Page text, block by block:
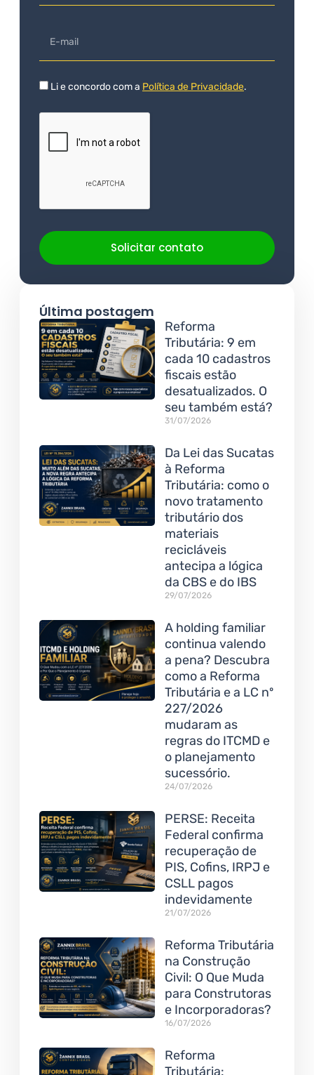
Li e concordo com a Política de Privacidade.
Solicitar contato
Última postagem
Reforma
Tributária: 9 em
cada 10 cadastros
fiscais estão
desatualizados. O
seu também está?
31/07/2026
Da Lei das Sucatas
à Reforma
Tributária: como o
novo tratamento
tributário dos
materiais
recicláveis
antecipa a lógica
da CBS e do IBS
29/07/2026
A holding familiar
continua valendo
a pena? Descubra
como a Reforma
Tributária e a LC nº
227/2026
mudaram as
regras do ITCMD e
o planejamento
sucessório.
24/07/2026
PERSE: Receita
Federal confirma
recuperação de
PIS, Cofins, IRPJ e
CSLL pagos
indevidamente
21/07/2026
Reforma Tributária
na Construção
Civil: O Que Muda
para Construtoras
e Incorporadoras?
16/07/2026
Reforma
Tributária: